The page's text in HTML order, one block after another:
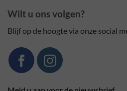
Wilt u ons volgen?
Blijf op de hoogte via onze social